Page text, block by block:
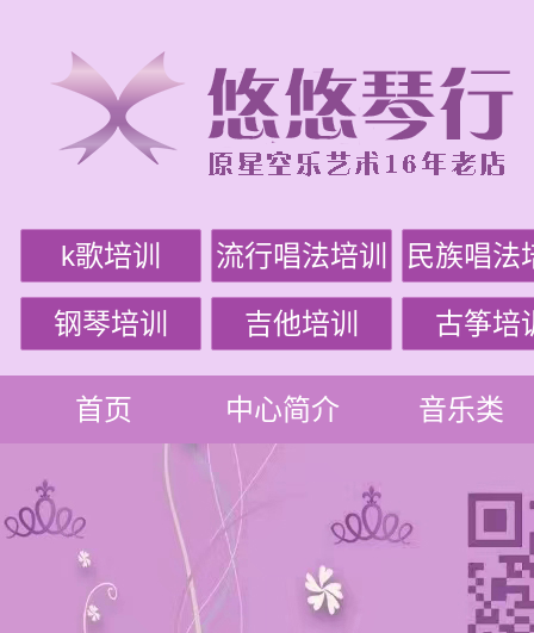
k歌培训 流行唱法培训 民族唱法
钢琴培训 吉他培训 古筝培
首页 中心简介 音乐类